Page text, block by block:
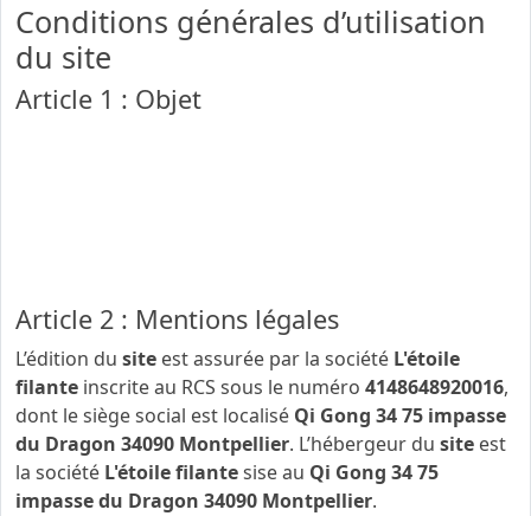
Conditions générales d’utilisation
du site
Article 1 : Objet
Article 2 : Mentions légales
L’édition du site est assurée par la société L'étoile
filante inscrite au RCS sous le numéro 4148648920016,
dont le siège social est localisé Qi Gong 34 75 impasse
du Dragon 34090 Montpellier. L’hébergeur du site est
la société L'étoile filantesise au Qi Gong 34 75
impasse du Dragon 34090 Montpellier.